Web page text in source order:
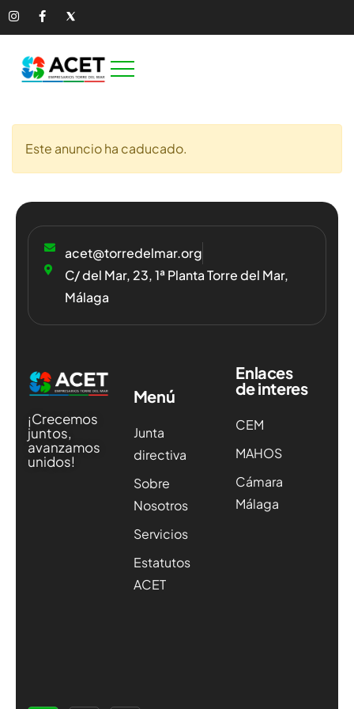
Este anuncio ha caducado.
acet@torredelmar.org
C/ del Mar, 23, 1ª Planta Torre del Mar,
Málaga
¡Crecemos
juntos,
avanzamos
unidos!
Menú
Junta
directiva
Sobre
Nosotros
Servicios
Estatutos
ACET
Enlaces
de interes
CEM
MAHOS
Cámara
Málaga